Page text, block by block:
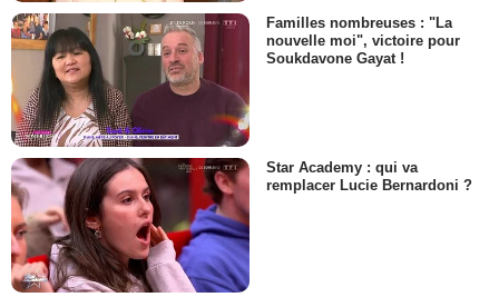
Familles nombreuses : "La
nouvelle moi", victoire pour
Soukdavone Gayat !
Star Academy : qui va
remplacer Lucie Bernardoni ?